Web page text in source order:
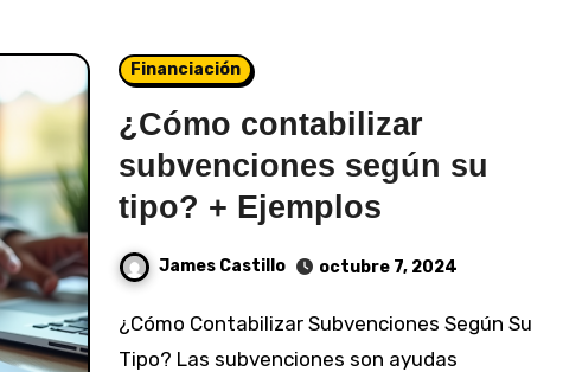
Financiación
¿Cómo contabilizar
subvenciones según su
tipo? + Ejemplos
James Castillo octubre 7, 2024
¿Cómo Contabilizar Subvenciones Según Su
Tipo? Las subvenciones son ayudas